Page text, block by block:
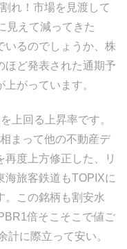
れ！市場を見渡して
見えて減ってきた
いるのでしょうか、株
ほど発表された通期予
がっています。
上回る上昇率です。
まって他の不動産デ
度上方修正した、リ
海旅客鉄道もTOPIXに
。この銘柄も割安水
倍そこそこで値ご
計に際立って安い。